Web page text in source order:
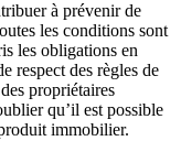
à prévenir de
les conditions sont
les obligations en
respect des règles de
propriétaires
qu’il est possible
immobilier.